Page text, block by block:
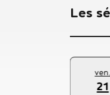
Les
ven.
21